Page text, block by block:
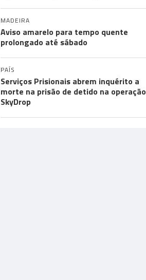
MADEIRA
Aviso amarelo para tempo quente
prolongado até sábado
PAÍS
Serviços Prisionais abrem inquérito a
morte na prisão de detido na operação
SkyDrop